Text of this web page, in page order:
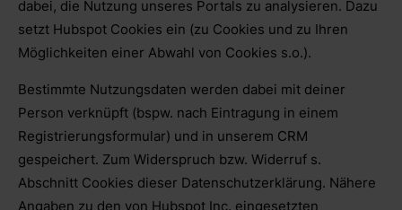
dabei, die Nutzung unseres Portals zu analysieren. Dazu
setzt Hubspot Cookies ein (zu Cookies und zu Ihren
Möglichkeiten einer Abwahl von Cookies s.o.).
Bestimmte Nutzungsdaten werden dabei mit deiner
Person verknüpft (bspw. nach Eintragung in einem
Registrierungsformular) und in unserem CRM
gespeichert. Zum Widerspruch bzw. Widerruf s.
Abschnitt Cookies dieser Datenschutzerklärung. Nähere
Angaben zu den von Hubspot Inc. eingesetzten